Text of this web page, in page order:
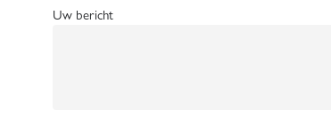
Uw bericht